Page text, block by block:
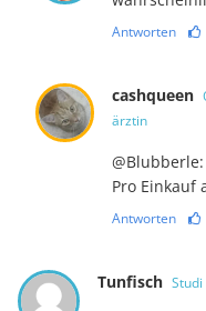
Antworten
cashqueen
ärztin
@Blubberle:
Pro Einkauf
Antworten
Tunfisch Studi